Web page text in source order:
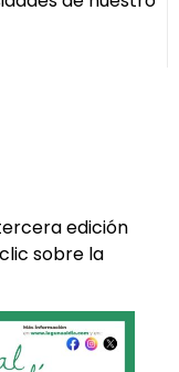
edición
sobre la